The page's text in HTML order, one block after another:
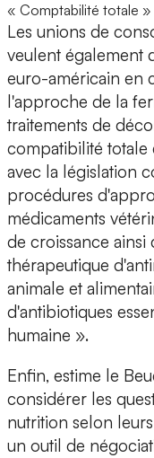
« Comptabilité totale »
Les unions de
veulent également
euro-américain en
l'approche de la
traitements de
compatibilité totale
avec la législation
procédures
médicaments
de croissance ainsi
thérapeutique
animale et
d'antibiotiques
humaine ».
Enfin, estime le
considérer les
nutrition selon
un outil de